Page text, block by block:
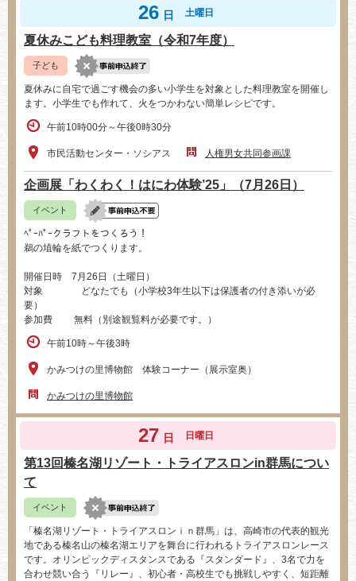
26 日 土曜日
夏休みこども料理教室（令和7年度）
子ども
夏休みに自宅で過ごす機会の多い小学生を対象とした料理教室を開催し
ます。小学生でも作れて、火をつかわない簡単レシピです。
午前10時00分～午後0時30分
市民活動センター・ソシアス 人権男女共同参画課
企画展「わくわく！はにわ体験’25」（7月26日）
イベント
ﾍﾟｰﾊﾟｰクラフトをつくろう！
鵜の埴輪を紙でつくります。
開催日時 7月26日（土曜日）
対象 どなたでも（小学校3年生以下は保護者の付き添いが必
要）
参加費 無料（別途観覧料が必要です。）
午前10時～午後3時
かみつけの里博物館 体験コーナー（展示室奥）
かみつけの里博物館
27 日 日曜日
第13回榛名湖リゾート・トライアスロンin群馬につい
て
イベント
「榛名湖リゾート・トライアスロンｉｎ群馬」は、高崎市の代表的観光
地である榛名山の榛名湖エリアを舞台に行われるトライアスロンレース
です。オリンピックディスタンスである『スタンダード』、3名で力を
合わせ競い合う『リレー』、初心者・高校生でも挑戦しやすく、短距離